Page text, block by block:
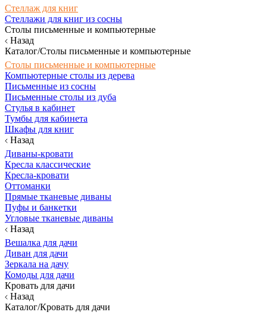
Стеллаж для книг
Стеллажи для книг из сосны
Столы письменные и компьютерные
Назад
Каталог/Столы письменные и компьютерные
Столы письменные и компьютерные
Компьютерные столы из дерева
Письменные из сосны
Письменные столы из дуба
Стулья в кабинет
Тумбы для кабинета
Шкафы для книг
Назад
Диваны-кровати
Кресла классические
Кресла-кровати
Оттоманки
Прямые тканевые диваны
Пуфы и банкетки
Угловые тканевые диваны
Назад
Вешалка для дачи
Диван для дачи
Зеркала на дачу
Комоды для дачи
Кровать для дачи
Назад
Каталог/Кровать для дачи